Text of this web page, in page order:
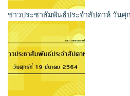
ข่าวประชาสัมพันธ์ประจำสัปดาห์ วันศุ